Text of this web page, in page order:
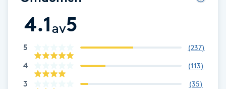
Babylights
Balayage
Bambumassage
4.1av5
5 (237)
4 (113)
3 (35)